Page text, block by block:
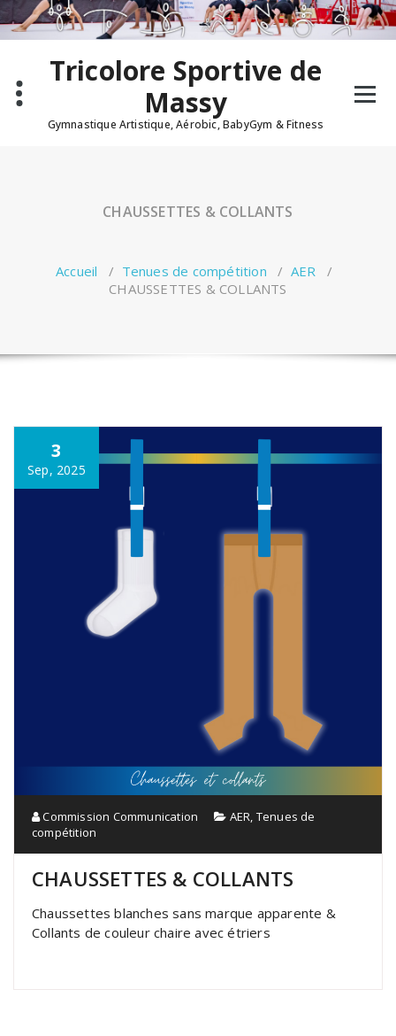
Aller
au
contenu
Tricolore Sportive de
Massy
Gymnastique Artistique, Aérobic, BabyGym & Fitness
CHAUSSETTES & COLLANTS
Accueil / Tenues de compétition /AER /
CHAUSSETTES & COLLANTS
3
Sep, 2025
Commission Communication AER, Tenues de
compétition
CHAUSSETTES & COLLANTS
Chaussettes blanches sans marque apparente &
Collants de couleur chaire avec étriers